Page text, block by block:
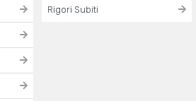
Rigori Subiti